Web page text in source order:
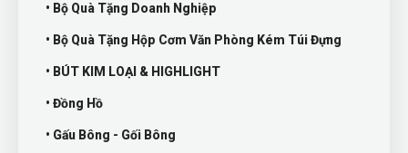
• Bộ Quà Tặng Doanh Nghiệp
• Bộ Quà Tặng Hộp Cơm Văn Phòng Kém Túi Đựng
• BÚT KIM LOẠI & HIGHLIGHT
• Đồng Hồ
• Gấu Bông - Gối Bông